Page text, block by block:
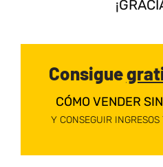
Consigue
CÓMO VENDER
Y CONSEGUIR INGRESOS